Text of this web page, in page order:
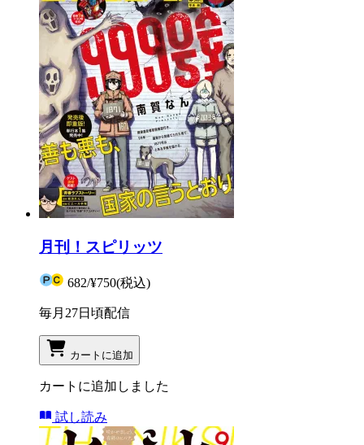
月刊！スピリッツ
682/¥750(税込)
毎月27日頃配信
カートに追加
カートに追加しました
試し読み